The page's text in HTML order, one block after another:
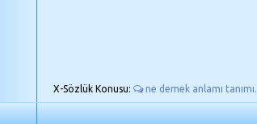
X-Sözlük Konusu: ne demek anlamı tanımı.